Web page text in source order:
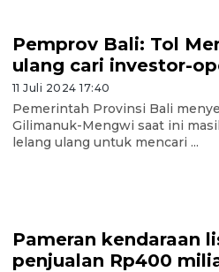
Pemprov Bali: Tol
ulang cari investor-
11 Juli 2024 17:40
Pemerintah Provinsi Bali
Gilimanuk-Mengwi saat ini
lelang ulang untuk mencari ...
Pameran kendaraan
penjualan Rp400
Presiden
5 Agustus 2026